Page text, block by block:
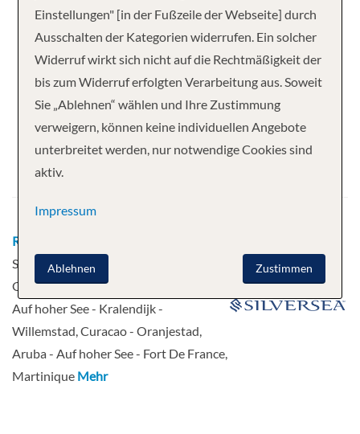
Ihre Kreuzfahrt
16 NächteSilver Nova
Abfahrt
Route
Soufriere - Bequia, St. Vincent und die
Grenadinen - St. George's, Grenada -
Auf hoher See - Kralendijk -
Willemstad, Curacao - Oranjestad,
Aruba - Auf hoher See - Fort De France,
Martinique Mehr
Einstellungen" [in der Fußzeile der Webseite] durch
Ausschalten der Kategorien widerrufen. Ein solcher
Widerruf wirkt sich nicht auf die Rechtmäßigkeit der
bis zum Widerruf erfolgten Verarbeitung aus. Soweit
Sie „Ablehnen“ wählen und Ihre Zustimmung
verweigern, können keine individuellen Angebote
unterbreitet werden, nur notwendige Cookies sind
aktiv.
Impressum
Zustimmen
Ablehnen